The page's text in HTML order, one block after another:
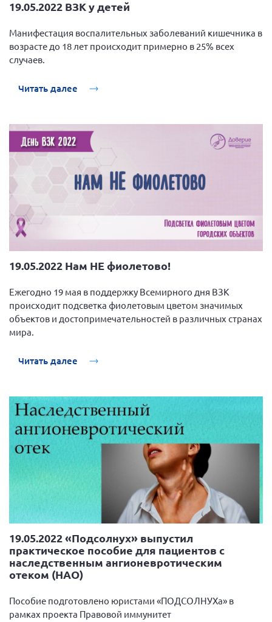
19.05.2022 ВЗК у детей
Манифестация воспалительных заболеваний кишечника в
возрасте до 18 лет происходит примерно в 25% всех
случаев.
Читать далее
19.05.2022 Нам НЕ фиолетово!
Ежегодно 19 мая в поддержку Всемирного дня ВЗК
происходит подсветка фиолетовым цветом значимых
объектов и достопримечательностей в различных странах
мира.
Читать далее
19.05.2022 «Подсолнух» выпустил
практическое пособие для пациентов с
наследственным ангионевротическим
отеком (НАО)
Пособие подготовлено юристами «ПОДСОЛНУХа» в
рамках проекта Правовой иммунитет